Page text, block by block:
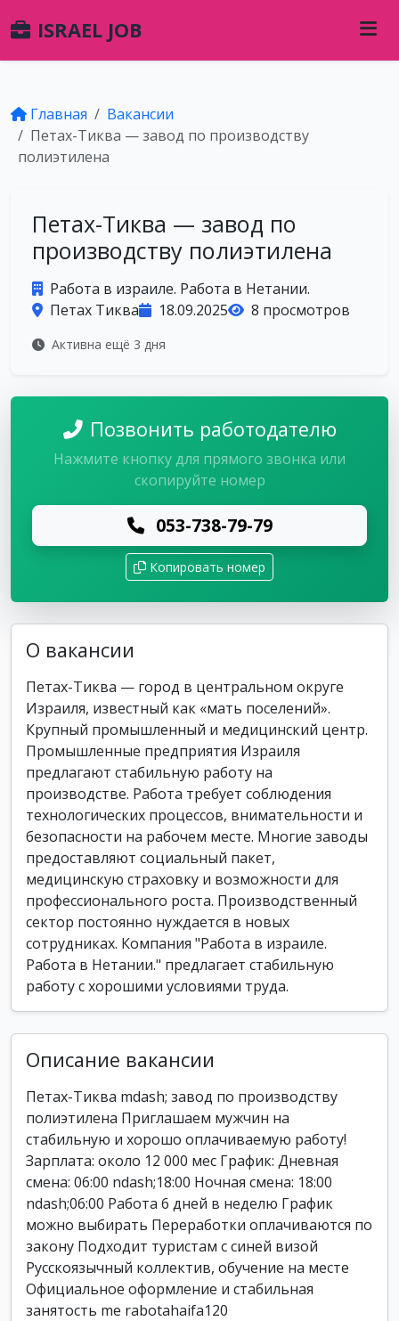
ISRAEL JOB
Главная
Вакансии
Петах-Тиква — завод по производству
полиэтилена
Петах-Тиква — завод по
производству полиэтилена
Работа в израиле. Работа в Нетании.
Петах Тиква
18.09.2025 8 просмотров
Активна ещё 3 дня
Позвонить работодателю
Нажмите кнопку для прямого звонка или
скопируйте номер
053-738-79-79
Копировать номер
О вакансии
Петах-Тиква — город в центральном округе
Израиля, известный как «мать поселений».
Крупный промышленный и медицинский центр.
Промышленные предприятия Израиля
предлагают стабильную работу на
производстве. Работа требует соблюдения
технологических процессов, внимательности и
безопасности на рабочем месте. Многие заводы
предоставляют социальный пакет,
медицинскую страховку и возможности для
профессионального роста. Производственный
сектор постоянно нуждается в новых
сотрудниках. Компания "Работа в израиле.
Работа в Нетании." предлагает стабильную
работу с хорошими условиями труда.
Описание вакансии
Петах-Тиква mdash; завод по производству
полиэтилена Приглашаем мужчин на
стабильную и хорошо оплачиваемую работу!
Зарплата: около 12 000 мес График: Дневная
смена: 06:00 ndash;18:00 Ночная смена: 18:00
ndash;06:00 Работа 6 дней в неделю График
можно выбирать Переработки оплачиваются по
закону Подходит туристам с синей визой
Русскоязычный коллектив, обучение на месте
Официальное оформление и стабильная
занятость me rabotahaifa120